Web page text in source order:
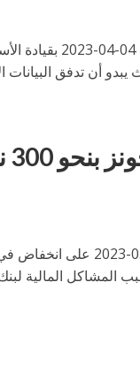
تراجعت تداولات
يبدو أن تدفق
أغلقت تداولات وول ستريت
المشاكل المالية